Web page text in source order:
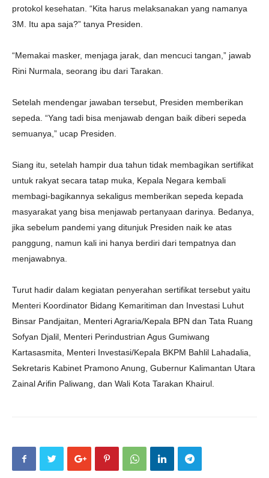
protokol kesehatan. “Kita harus melaksanakan yang namanya
3M. Itu apa saja?” tanya Presiden.
“Memakai masker, menjaga jarak, dan mencuci tangan,” jawab
Rini Nurmala, seorang ibu dari Tarakan.
Setelah mendengar jawaban tersebut, Presiden memberikan
sepeda. “Yang tadi bisa menjawab dengan baik diberi sepeda
semuanya,” ucap Presiden.
Siang itu, setelah hampir dua tahun tidak membagikan sertifikat
untuk rakyat secara tatap muka, Kepala Negara kembali
membagi-bagikannya sekaligus memberikan sepeda kepada
masyarakat yang bisa menjawab pertanyaan darinya. Bedanya,
jika sebelum pandemi yang ditunjuk Presiden naik ke atas
panggung, namun kali ini hanya berdiri dari tempatnya dan
menjawabnya.
Turut hadir dalam kegiatan penyerahan sertifikat tersebut yaitu
Menteri Koordinator Bidang Kemaritiman dan Investasi Luhut
Binsar Pandjaitan, Menteri Agraria/Kepala BPN dan Tata Ruang
Sofyan Djalil, Menteri Perindustrian Agus Gumiwang
Kartasasmita, Menteri Investasi/Kepala BKPM Bahlil Lahadalia,
Sekretaris Kabinet Pramono Anung, Gubernur Kalimantan Utara
Zainal Arifin Paliwang, dan Wali Kota Tarakan Khairul.